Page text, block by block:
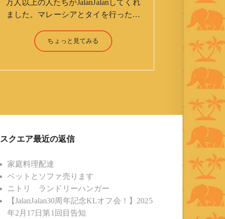
万人以上の人たちがJalanJalanしてくれ
ました。マレーシアとタイを行ったり
に鼻くそほじりながらやってます。 山
森 淳（Jun Yamamori） 生年月
ぎ) テニス、スキー、ロ
ル KLソフトボール
「JalanJalan」「J Bothers」の監
督 BKKソフトボール
「おぼんこぼん 」監督 マレーシア歴：
1991年から31年目 タイ歴 ：
ちょっと見てみる
スクエア最近の返信
家庭料理配達
ベットとソファ売ります
ニトリ ランドリーハンガー
【JalanJalan30周年記念KLオフ会！】2025
年2月17日第1回目告知